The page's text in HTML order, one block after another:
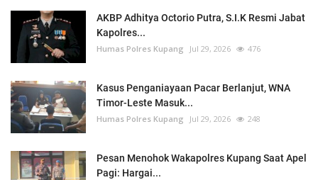
AKBP Adhitya Octorio Putra, S.I.K Resmi Jabat
Kapolres...
Humas Polres Kupang Jul 29, 2026 476
Kasus Penganiayaan Pacar Berlanjut, WNA
Timor-Leste Masuk...
Humas Polres Kupang Jul 29, 2026 248
Pesan Menohok Wakapolres Kupang Saat Apel
Pagi: Hargai...